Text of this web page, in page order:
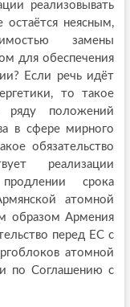
реализовывать
неясным,
замены
для обеспечения
Если речь идёт
то такое
ряду положений
в сфере мирного
обязательство
реализации
срока
атомной
образом Армения
перед ЕС с
атомной
по Соглашению с